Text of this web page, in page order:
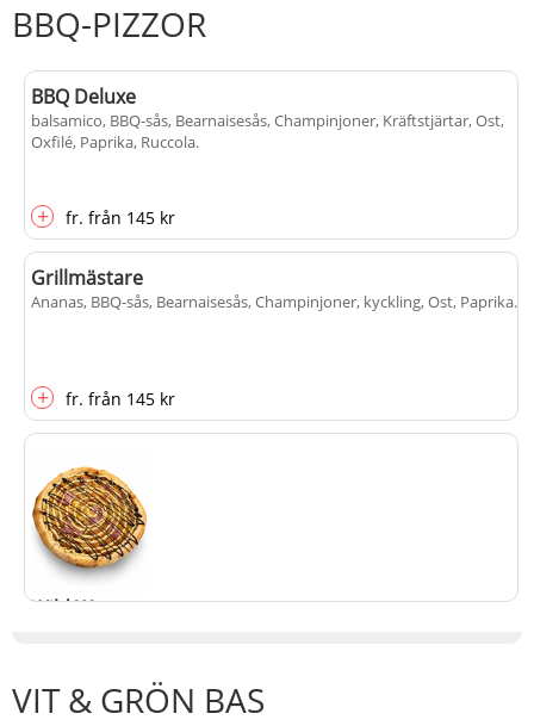
BBQ-PIZZOR
BBQ Deluxe
balsamico, BBQ-sås, Bearnaisesås, Champinjoner, Kräftstjärtar, Ost,
Oxfilé, Paprika, Ruccola.
+ fr. från 145 kr
Grillmästare
Ananas, BBQ-sås, Bearnaisesås, Champinjoner, kyckling, Ost, Paprika.
+ fr. från 145 kr
Wild West
VIT & GRÖN BAS